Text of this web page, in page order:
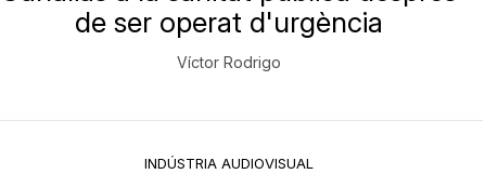
de ser operat d'urgència
Víctor Rodrigo
INDÚSTRIA AUDIOVISUAL